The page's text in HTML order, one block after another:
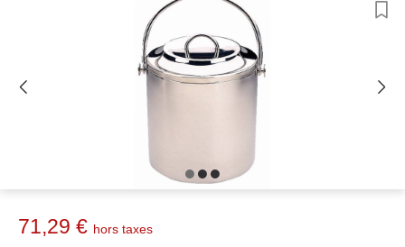
71,29 € hors taxes